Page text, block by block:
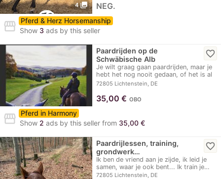
4 photo_library NEG.
storefront
Pferd & Herz Horsemanship
Show 3 ads by this seller
Paardrijden op de
Schwäbische Alb
Je wilt graag gaan paardrijden, maar je
hebt het nog nooit gedaan, of het is al
een…
72805 Lichtenstein, DE
favorite_border
35,00 € OBO
storefront
Pferd in Harmony
Show 2 ads by this seller from 35,00 €
Paardrijlessen, training,
grondwerk…
Ik ben de vriend aan je zijde, ik leid je
samen, waar je ook bent... Ik train je…
72805 Lichtenstein, DE
favorite_border